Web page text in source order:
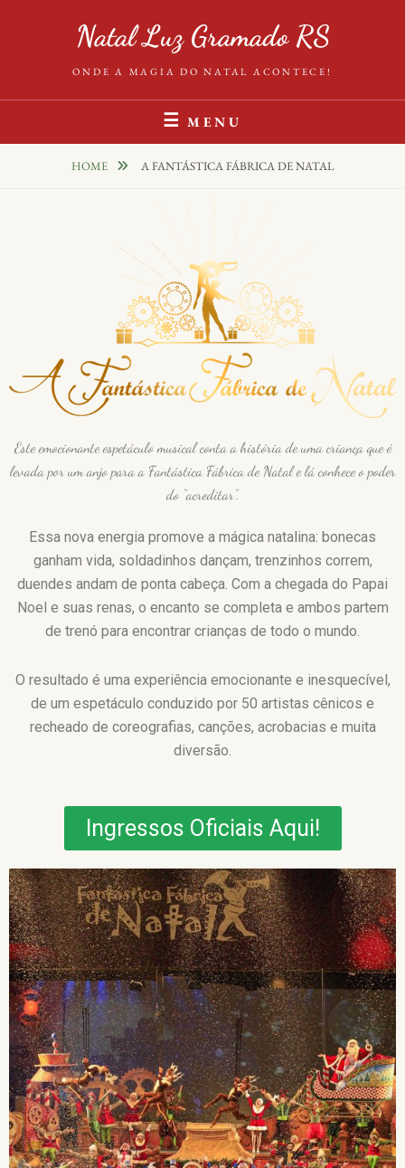
Natal Luz Gramado RS
ONDE A MAGIA DO NATAL ACONTECE!
MENU
HOME A FANTÁSTICA FÁBRICA DE NATAL
Este emocionante espetáculo musical conta a história de uma criança que é
levada por um anjo para a Fantástica Fábrica de Natal e lá conhece o poder
do “acreditar”.
Essa nova energia promove a mágica natalina: bonecas
ganham vida, soldadinhos dançam, trenzinhos correm,
duendes andam de ponta cabeça. Com a chegada do Papai
Noel e suas renas, o encanto se completa e ambos partem
de trenó para encontrar crianças de todo o mundo.
O resultado é uma experiência emocionante e inesquecível,
de um espetáculo conduzido por 50 artistas cênicos e
recheado de coreografias, canções, acrobacias e muita
diversão.
Ingressos Oficiais Aqui!